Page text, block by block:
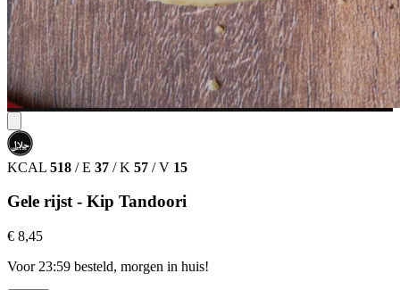
حلال
HALAL
KCAL 518 / E 37 / K 57 / V 15
Gele rijst - Kip Tandoori
€ 8,45
Voor 23:59 besteld, morgen in huis!